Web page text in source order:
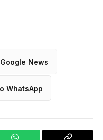
News
WhatsApp